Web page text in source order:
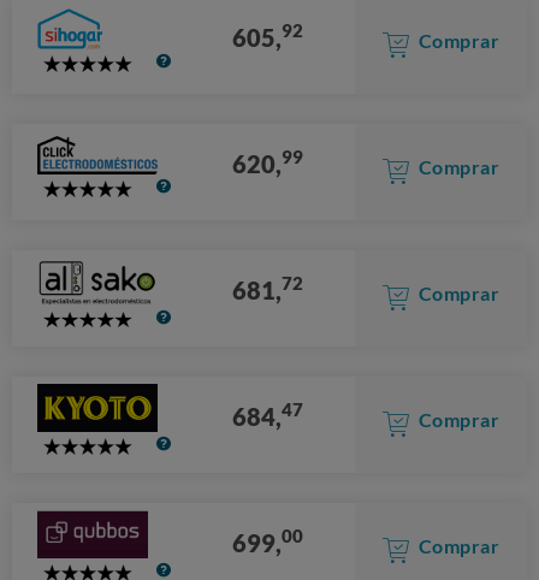
5
605,92 Comprar
5
620,99 Comprar
5
681,72 Comprar
5
684,47 Comprar
699,00 Comprar